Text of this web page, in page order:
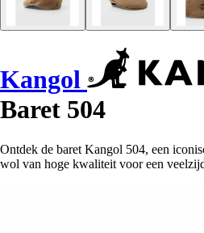
Kangol
Baret 504
Ontdek de baret Kangol 504, een
wol van hoge kwaliteit voor een